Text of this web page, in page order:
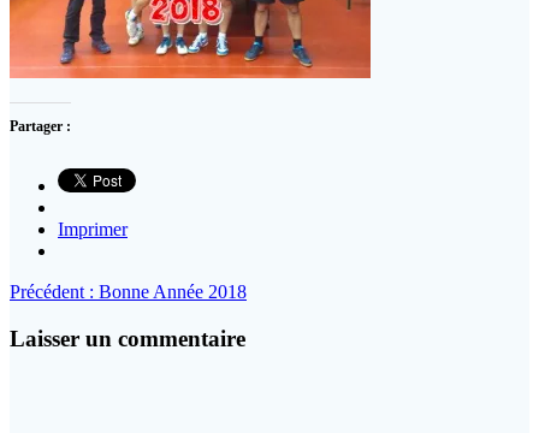
Partager :
Imprimer
Navigation
de
Précédent : Article
:
Bonne Année 2018
Laisser un commentaire